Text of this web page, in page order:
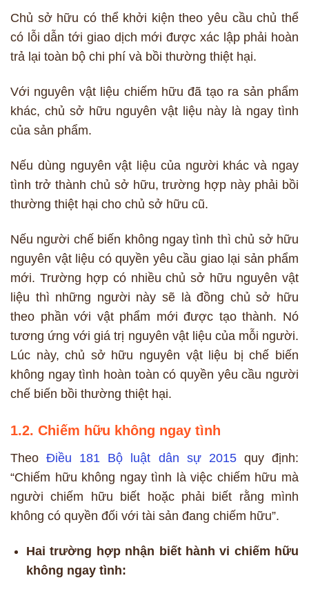
Chủ sở hữu có thể khởi kiện theo yêu cầu chủ thể
có lỗi dẫn tới giao dịch mới được xác lập phải hoàn
trả lại toàn bộ chi phí và bồi thường thiệt hại.
Với nguyên vật liệu chiếm hữu đã tạo ra sản phẩm
khác, chủ sở hữu nguyên vật liệu này là ngay tình
của sản phẩm.
Nếu dùng nguyên vật liệu của người khác và ngay
tình trở thành chủ sở hữu, trường hợp này phải bồi
thường thiệt hại cho chủ sở hữu cũ.
Nếu người chế biến không ngay tình thì chủ sở hữu
nguyên vật liệu có quyền yêu cầu giao lại sản phẩm
mới. Trường hợp có nhiều chủ sở hữu nguyên vật
liệu thì những người này sẽ là đồng chủ sở hữu
theo phần với vật phẩm mới được tạo thành. Nó
tương ứng với giá trị nguyên vật liệu của mỗi người.
Lúc này, chủ sở hữu nguyên vật liệu bị chế biến
không ngay tình hoàn toàn có quyền yêu cầu người
chế biến bồi thường thiệt hại.
1.2. Chiếm hữu không ngay tình
TheoĐiều 181 Bộ luật dân sự 2015quy định:
“Chiếm hữu không ngay tình là việc chiếm hữu mà
người chiếm hữu biết hoặc phải biết rằng mình
không có quyền đối với tài sản đang chiếm hữu”.
Hai trường hợp nhận biết hành vi chiếm hữu
không ngay tình: